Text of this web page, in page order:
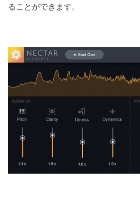
ることができます。